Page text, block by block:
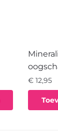
€ 12,95